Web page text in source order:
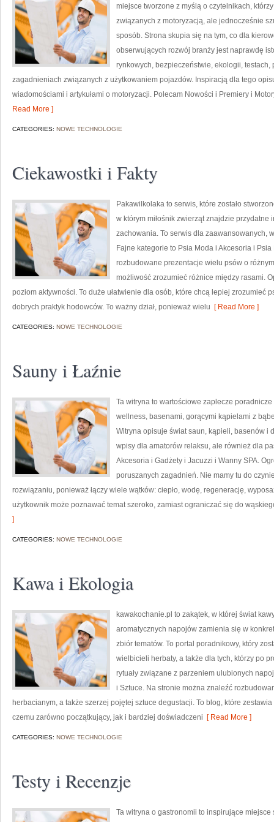
miejsce tworzone z myślą o czytelnikach,
związanych z motoryzacją, ale jednocześnie
sposób. Strona skupia się na tym, co dla
obserwujących rozwój branży jest naprawdę
rynkowych, bezpieczeństwie, ekologii,
zagadnieniach związanych z użytkowaniem pojazdów. Inspiracją dla tego
wiadomościami i artykułami o motoryzacji. Polecam Nowości i Premiery i
Read More ]
CATEGORIES: NOWE TECHNOLOGIE
Ciekawostki i Fakty
Pakawilkolaka to serwis, które zostało
w którym miłośnik zwierząt znajdzie
zachowania. To serwis dla zaawansowanych,
Fajne kategorie to Psia Moda i Akcesoria i
rozbudowane prezentacje wielu psów o
możliwość zrozumieć różnice między rasami.
poziom aktywności. To duże ułatwienie dla osób, które chcą lepiej zrozumieć
dobrych praktyk hodowców. To ważny dział, ponieważ wielu [ Read More ]
CATEGORIES: NOWE TECHNOLOGIE
Sauny i Łaźnie
Ta witryna to wartościowe zaplecze
wellness, basenami, gorącymi kąpielami z
Witryna opisuje świat saun, kąpieli, basenów i
wpisy dla amatorów relaksu, ale również dla
Akcesoria i Gadżety i Jacuzzi i Wanny SPA.
poruszanych zagadnień. Nie mamy tu do
rozwiązaniu, ponieważ łączy wiele wątków: ciepło, wodę, regenerację,
użytkownik może poznawać temat szeroko, zamiast ograniczać się do
]
CATEGORIES: NOWE TECHNOLOGIE
Kawa i Ekologia
kawakochanie.pl to zakątek, w której świat
aromatycznych napojów zamienia się w
zbiór tematów. To portal poradnikowy, który
wielbicieli herbaty, a także dla tych, którzy po
rytuały związane z parzeniem ulubionych
i Sztuce. Na stronie można znaleźć
herbacianym, a także szerzej pojętej sztuce degustacji. To blog, które
czemu zarówno początkujący, jak i bardziej doświadczeni [ Read More ]
CATEGORIES: NOWE TECHNOLOGIE
Testy i Recenzje
Ta witryna o gastronomii to inspirujące